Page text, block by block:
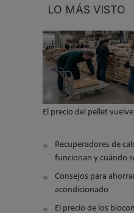
LO MÁS VISTO
El precio del pellet
Recuperadores de
funcionan y cuándo
Consejos para
acondicionado
El precio de los